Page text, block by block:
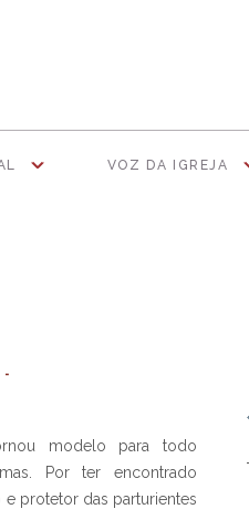
VOZ DA IGREJA
-
modelo para todo
Por ter encontrado
protetor das parturientes